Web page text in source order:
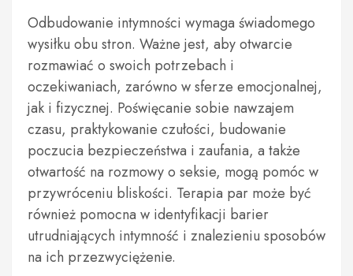
Odbudowanie intymności wymaga świadomego
wysiłku obu stron. Ważne jest, aby otwarcie
rozmawiać o swoich potrzebach i
oczekiwaniach, zarówno w sferze emocjonalnej,
jak i fizycznej. Poświęcanie sobie nawzajem
czasu, praktykowanie czułości, budowanie
poczucia bezpieczeństwa i zaufania, a także
otwartość na rozmowy o seksie, mogą pomóc w
przywróceniu bliskości. Terapia par może być
również pomocna w identyfikacji barier
utrudniających intymność i znalezieniu sposobów
na ich przezwyciężenie.